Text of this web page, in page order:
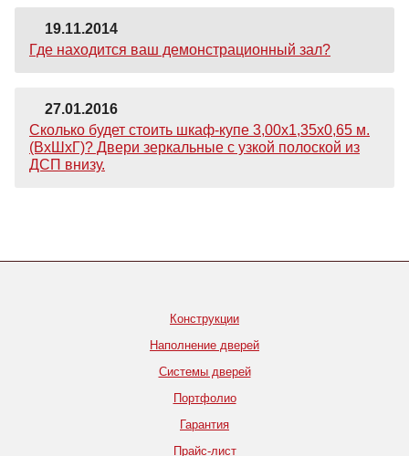
19.11.2014
Где находится ваш демонстрационный зал?
27.01.2016
Сколько будет стоить шкаф-купе 3,00х1,35х0,65 м.
(ВхШхГ)? Двери зеркальные с узкой полоской из
ДСП внизу.
Конструкции
Наполнение дверей
Системы дверей
Портфолио
Гарантия
Прайс-лист